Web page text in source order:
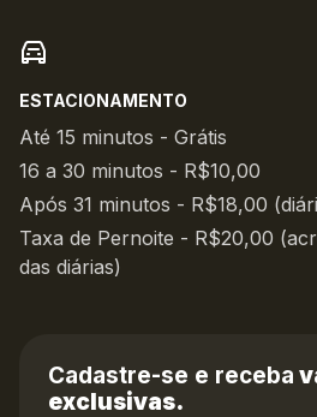
ESTACIONAMENTO
Até 15 minutos - Grátis
16 a 30 minutos - R$10,00
Após 31 minutos - R$18,00
Taxa de Pernoite - R$20,00
das diárias)
Cadastre-se e receba
exclusivas.